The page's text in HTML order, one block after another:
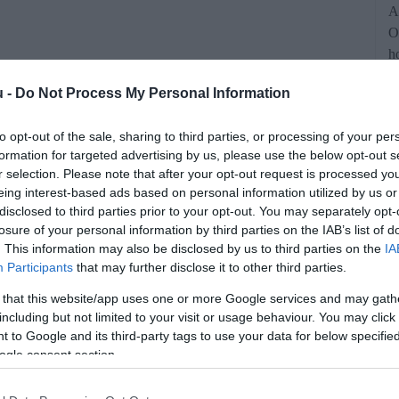
- Do Not Process My Personal Information
opt-out of the sale, sharing to third parties, or processing of your
for targeted advertising by us, please use the below opt-out
selection. Please note that after your opt-out request is processed
interest-based ads based on personal information utilized by us
to third parties prior to your opt-out. You may separately
of your personal information by third parties on the IAB’s list of
This information may also be disclosed by us to third parties on the
Participants that may further disclose it to other third parties.
that this website/app uses one or more Google services and may
but not limited to your visit or usage behaviour. You may
to Google and its third-party tags to use your data for below
consent section.
49 százaléka elégedetlen a
egy éven belül munkahelyet vált, ha
kölcsönzéssel és -közvetítéssel
munkaerőpiaci kutatásából.